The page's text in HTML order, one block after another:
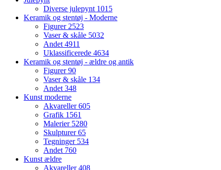
Diverse julepynt 1015
Keramik og stentøj - Moderne
Figurer2523
Vaser & skåle 5032
Andet4911
Uklassificerede 4634
Keramik og stentøj - ældre og antik
Figurer90
Vaser & skåle 134
Andet348
Kunst moderne
Akvareller605
Grafik 1561
Malerier 5280
Skulpturer65
Tegninger 534
Andet 760
Kunst ældre
Akvareller408